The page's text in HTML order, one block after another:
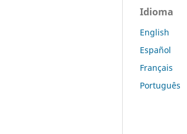
Idioma
English
Español
Français
Português